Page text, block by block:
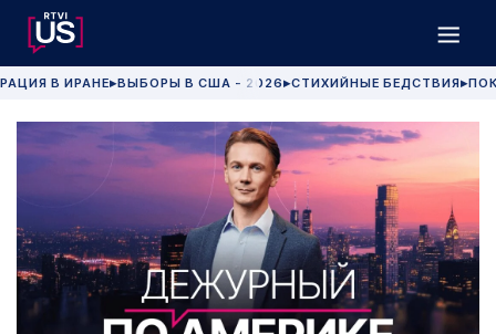
В ИРАНЕ▶ВЫБОРЫ В США - 2026 ▶СТИХИЙНЫЕ БЕДСТВИЯ▶